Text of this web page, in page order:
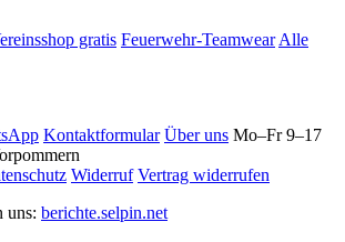
gratis Feuerwehr-Teamwear Alle
Kontaktformular Über uns Mo–Fr 9–17
Widerruf Vertrag widerrufen
uns: berichte.selpin.net